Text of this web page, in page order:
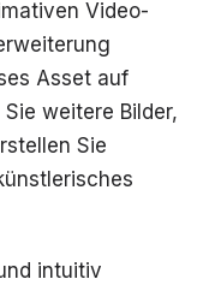
Video-
Asset auf
weitere Bilder,
Sie
intuitiv